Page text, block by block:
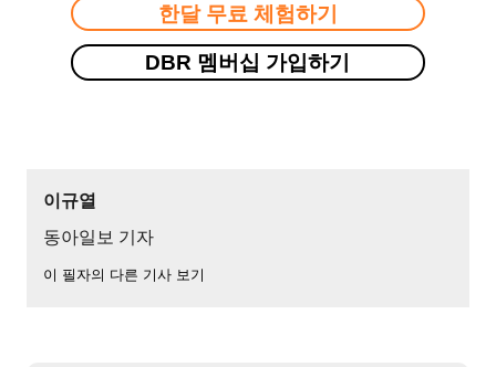
한달 무료 체험하기
DBR 멤버십 가입하기
이규열
동아일보 기자
이 필자의 다른 기사 보기